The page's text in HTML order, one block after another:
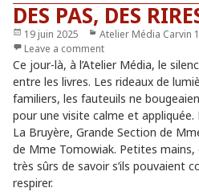
DES PAS, DES
Publié
le
19 juin 2025 Catégories
Atelier Média Carvin
Leave a comment
Ce jour-là, à l’Atelier Média, le
entre les livres. Les rideaux de
familiers, les fauteuils ne
pour une visite calme et appliquée.
La Bruyère, Grande Section de
de Mme Tomowiak. Petites mains,
très sûrs de savoir s’ils pouvaient
respirer.